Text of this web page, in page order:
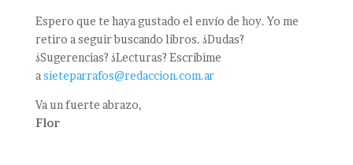
Espero que te haya gustado el envío de hoy. Yo me
retiro a seguir buscando libros. ¿Dudas?
¿Sugerencias? ¿Lecturas? Escribime
a sieteparrafos@redaccion.com.ar
Va un fuerte abrazo,
Flor